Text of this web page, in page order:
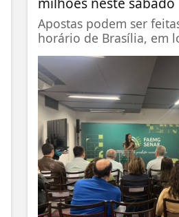
Apostas podem ser
horário de Brasília, em